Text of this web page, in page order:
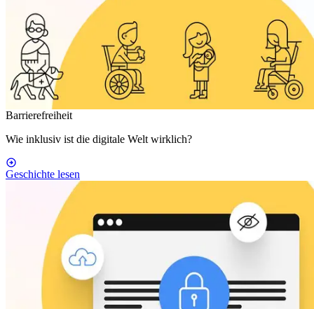
Barrierefreiheit
Wie inklusiv ist die digitale Welt wirklich?
Geschichte lesen